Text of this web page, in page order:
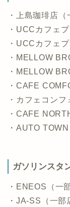
・上島珈琲店（
・UCCカフェ
・UCCカフェ
・MELLOW
・MELLOW
・CAFE
・カフェコン
・CAFE
・AUTO
ガソリンスタ
・ENEOS（一
・JA-SS（一部